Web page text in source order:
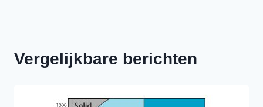
Vergelijkbare berichten